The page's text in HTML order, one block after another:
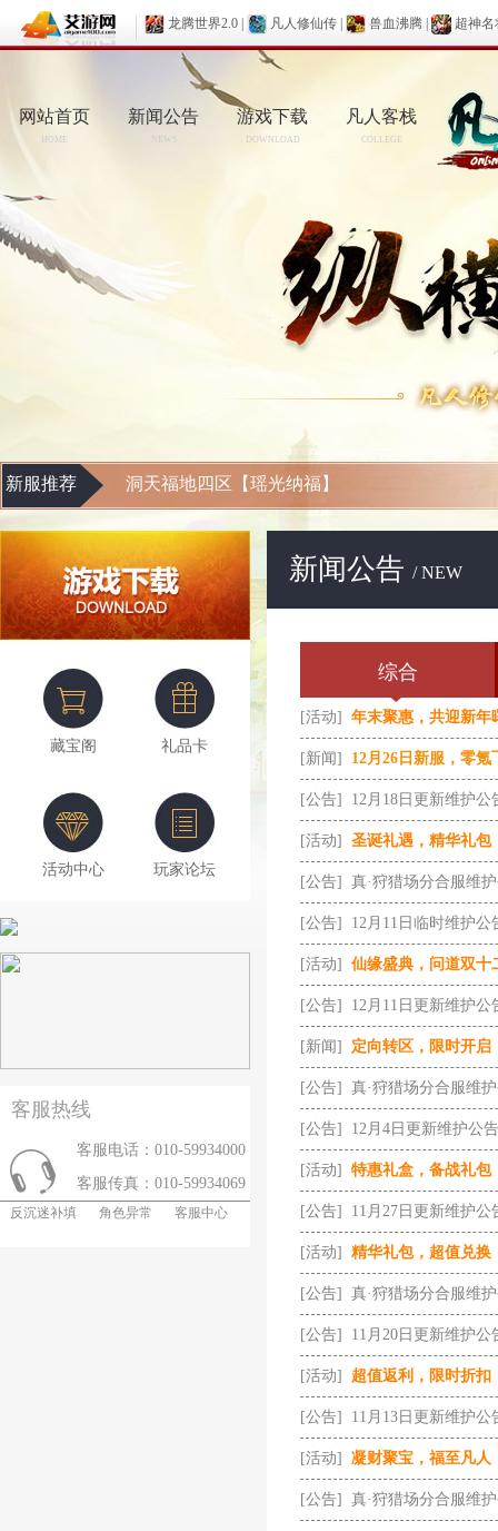
龙腾世界2.0 凡人修仙传 兽血沸腾 超神名
网站首页
HOME
新闻公告
NEWS
游戏下载
DOWNLOAD
凡人客栈
COLLEGE
新服推荐 洞天福地四区【瑶光纳福】
藏宝阁 礼品卡
活动中心 玩家论坛
客服热线
客服电话：010-59934000
客服传真：010-59934069
反沉迷补填 角色异常 客服中心
新闻公告 / NEW
综合
[活动] 年末聚惠，共迎新年
[新闻] 12月26日新服，零
[公告] 12月18日更新维护公
[活动] 圣诞礼遇，精华礼包
[公告] 真·狩猎场分合服维
[公告] 12月11日临时维护公
[活动] 仙缘盛典，问道双十
[公告] 12月11日更新维护公
[新闻] 定向转区，限时开启
[公告] 真·狩猎场分合服维
[公告] 12月4日更新维护公告
[活动] 特惠礼盒，备战礼包
[公告] 11月27日更新维护公
[活动] 精华礼包，超值兑换
[公告] 真·狩猎场分合服维
[公告] 11月20日更新维护公
[活动] 超值返利，限时折扣
[公告] 11月13日更新维护公
[活动] 凝财聚宝，福至凡人
[公告] 真·狩猎场分合服维